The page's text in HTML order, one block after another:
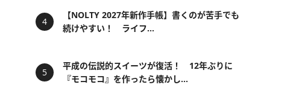
【NOLTY 2027年新作手帳】書くのが苦手でも
続けやすい！ ライフ...
平成の伝説的スイーツが復活！ 12年ぶりに
『モコモコ』を作ったら懐かし...